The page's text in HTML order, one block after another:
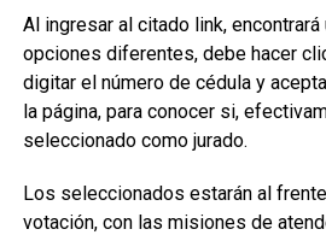
Al ingresar al citado link, encontrará
opciones diferentes, debe hacer
digitar el número de cédula y
la página, para conocer si,
seleccionado como jurado.
Los seleccionados estarán al
votación, con las misiones de